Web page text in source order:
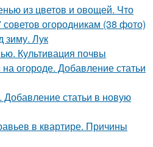
из цветов и овощей. Что
огородникам (38 фото)
зиму. Лук
Культивация почвы
огороде. Добавление статьи
статьи в новую
в квартире. Причины